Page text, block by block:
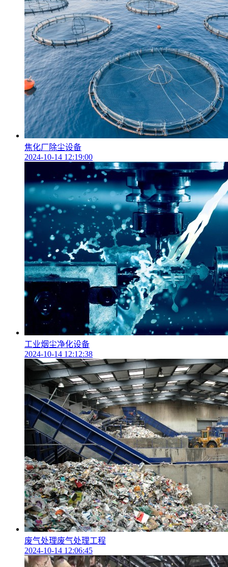
焦化厂除尘设备
2024-10-14 12:19:00
工业烟尘净化设备
2024-10-14 12:12:38
废气处理废气处理工程
2024-10-14 12:06:45